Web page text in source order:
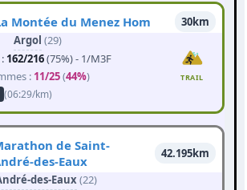
Montée du Menez Hom
30km
Argol (29)
162/216(75%) - 1/M3F
: 11/25(44%)
(06:29/km)
TRAIL
de Saint-
des-Eaux
42.195km
des-Eaux(22)